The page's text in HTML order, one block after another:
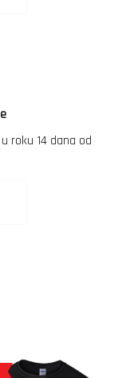
roku 14 dana od